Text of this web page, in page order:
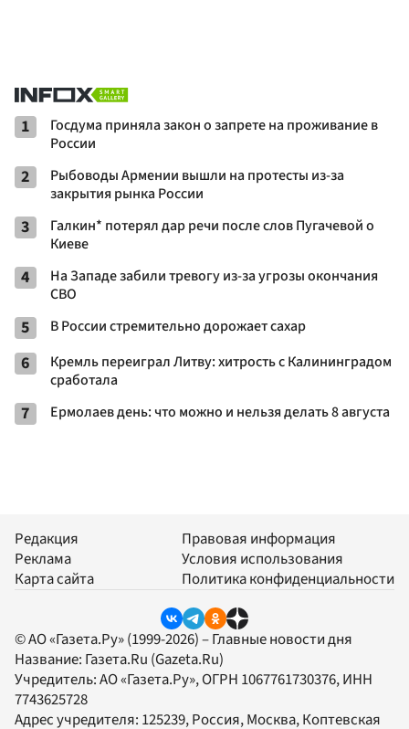
1
Госдума приняла закон о запрете на проживание в
России
2
Рыбоводы Армении вышли на протесты из-за
закрытия рынка России
3
Галкин* потерял дар речи после слов Пугачевой о
Киеве
4
На Западе забили тревогу из-за угрозы окончания
СВО
5 В России стремительно дорожает сахар
6
Кремль переиграл Литву: хитрость с Калининградом
сработала
7 Ермолаев день: что можно и нельзя делать 8 августа
Редакция
Реклама
Карта сайта
Правовая информация
Условия использования
Политика конфиденциальности
© АО «Газета.Ру» (1999-2026) – Главные новости дня
Название: Газета.Ru (Gazeta.Ru)
Учредитель:АО «Газета.Ру», ОГРН 1067761730376, ИНН
7743625728
Адрес учредителя: 125239, Россия, Москва, Коптевская